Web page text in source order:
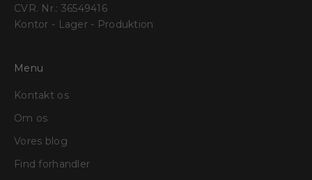
CVR. Nr.: 36549416
Kontor - Lager - Produktion
Menu
Kontakt os
Om os
Vores blog
Find forhandler